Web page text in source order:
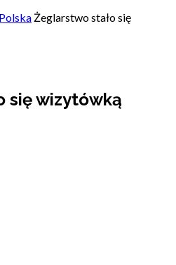
Polska Żeglarstwo stało się
się wizytówką